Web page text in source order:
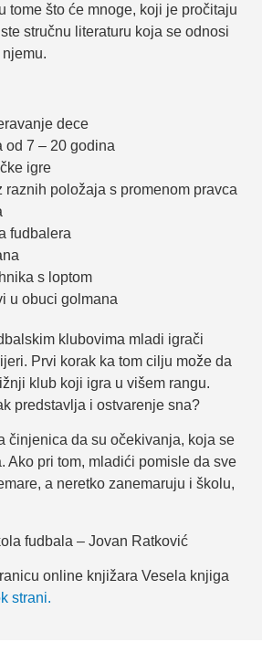
tome što će mnoge, koji je pročitaju
stručnu literaturu koja se odnosi
dece
od 7 – 20 godina
igre
raznih položaja s promenom pravca
fudbalera
s loptom
u obuci golmana
klubovima mladi igrači
Prvi korak ka tom cilju može da
klub koji igra u višem rangu.
predstavlja i ostvarenje sna?
činjenica da su očekivanja, koja se
Ako pri tom, mladići pomisle da sve
a neretko zanemaruju i školu,
fudbala – Jovan Ratković
online knjižara Vesela knjiga
strani.